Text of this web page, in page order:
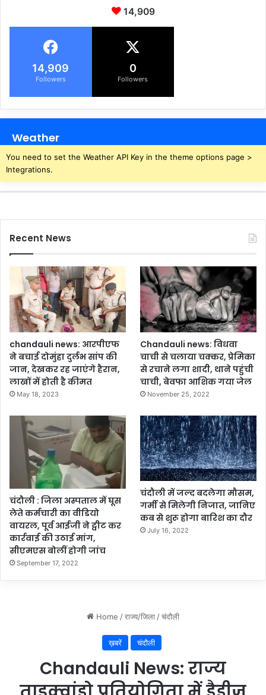
आ
प
ग
या
था
जे
14,909
14,909
Followers
0
Followers
Weather
You need to set the Weather API Key in the theme options page >
Integrations.
Recent News
chandauli news: आरपीएफ
ने बचाई दोमुंहा दुर्लभ सांप की
जान, देखकर रह जाएंगे हैरान,
लाखों में होती है कीमत
May 18, 2023
Chandauli news: विधवा
चाची से चलाया चक्कर, प्रेमिका
से रचाने लगा शादी, थाने पहुंची
चाची, बेवफा आशिक गया जेल
November 25, 2022
चंदौली : जिला अस्पताल में घूस
लेते कर्मचारी का वीडियो
वायरल, पूर्व आईजी ने ट्वीट कर
कार्रवाई की उठाई मांग,
सीएमएस बोलीं होगी जांच
September 17, 2022
चंदौली में जल्द बदलेगा मौसम,
गर्मी से मिलेगी निजात, जानिए
कब से शुरू होगा बारिश का दौर
July 16, 2022